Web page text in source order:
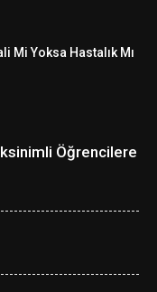
Mi Yoksa Hastalık Mı
Öğrencilere